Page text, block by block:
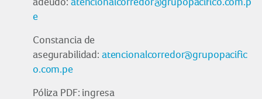
e
Constancia de
asegurabilidad: atencionalcorredor@grupopacific
o.com.pe
Póliza PDF: ingresa